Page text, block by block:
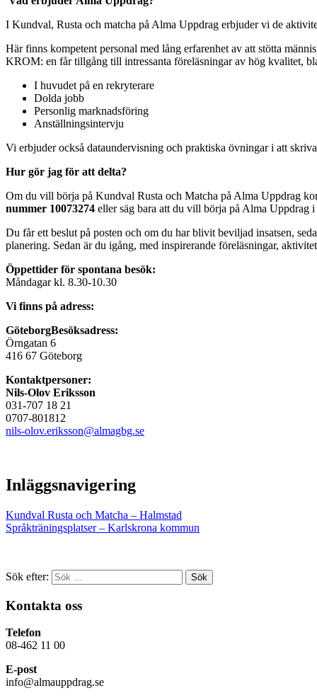
I Kundval, Rusta och matcha på Alma Uppdrag erbjuder vi de
Här finns kompetent personal med lång erfarenhet av att stötta
KROM: en får tillgång till intressanta föreläsningar av hög kvalitet,
I huvudet på en rekryterare
Dolda jobb
Personlig marknadsföring
Anställningsintervju
Vi erbjuder också dataundervisning och praktiska övningar i att
Hur gör jag för att delta?
Om du vill börja på Kundval Rusta och Matcha på Alma Uppdrag
nummer 10073274 eller säg bara att du vill börja på Alma Uppdrag
Du får ett beslut på posten och om du har blivit beviljad insatsen,
planering. Sedan är du igång, med inspirerande föreläsningar,
Öppettider för spontana besök:
Måndagar kl. 8.30-10.30
Vi finns på adress:
GöteborgBesöksadress:
Örngatan 6
416 67 Göteborg
Kontaktpersoner:
Nils-Olov Eriksson
031-707 18 21
0707-801812
nils-olov.eriksson@almagbg.se
Inläggsnavigering
Kundval Rusta och Matcha – Halmstad
Språkträningsplatser – Karlskrona kommun
Sök efter:
Kontakta oss
Telefon
08-462 11 00
E-post
info@almauppdrag.se